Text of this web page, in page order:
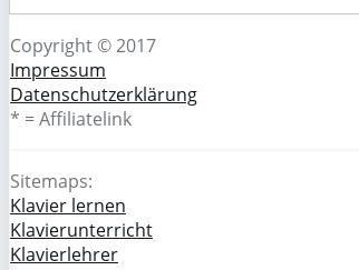
Copyright © 2017
Impressum
Datenschutzerklärung
* = Affiliatelink
Sitemaps:
Klavier lernen
Klavierunterricht
Klavierlehrer